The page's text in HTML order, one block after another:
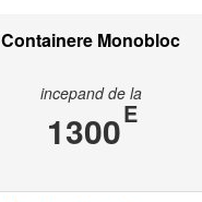
Containere Monobloc
incepand de la
1300E